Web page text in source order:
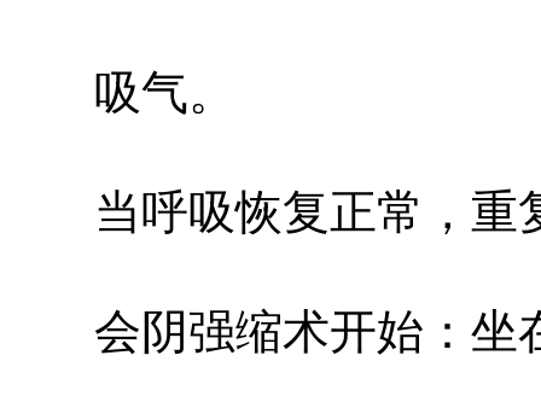
吸气。
当呼吸恢复正常，重
会阴强缩术开始：坐